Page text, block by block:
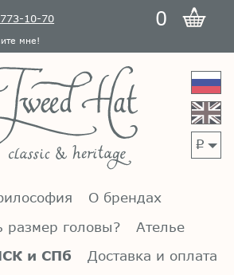
10-70 0
мне!
p
О брендах
размер головы?
Ателье
и СПб
Доставка и оплата